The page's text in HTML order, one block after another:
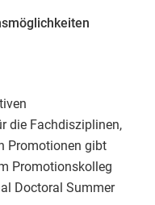
die Fachdisziplinen,
Promotionen gibt
Promotionskolleg
Doctoral Summer